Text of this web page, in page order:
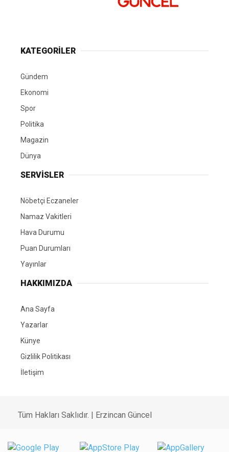
KATEGORİLER
Gündem
Ekonomi
Spor
Politika
Magazin
Dünya
SERVİSLER
Nöbetçi Eczaneler
Namaz Vakitleri
Hava Durumu
Puan Durumları
Yayınlar
HAKKIMIZDA
Ana Sayfa
Yazarlar
Künye
Gizlilik Politikası
İletişim
Tüm Hakları Saklıdır. | Erzincan Güncel